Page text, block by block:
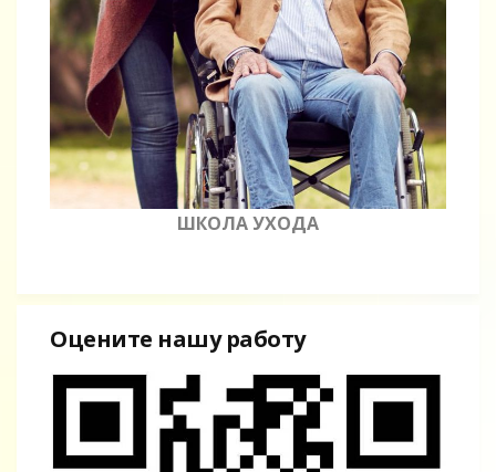
ШКОЛА УХОДА
Оцените нашу работу